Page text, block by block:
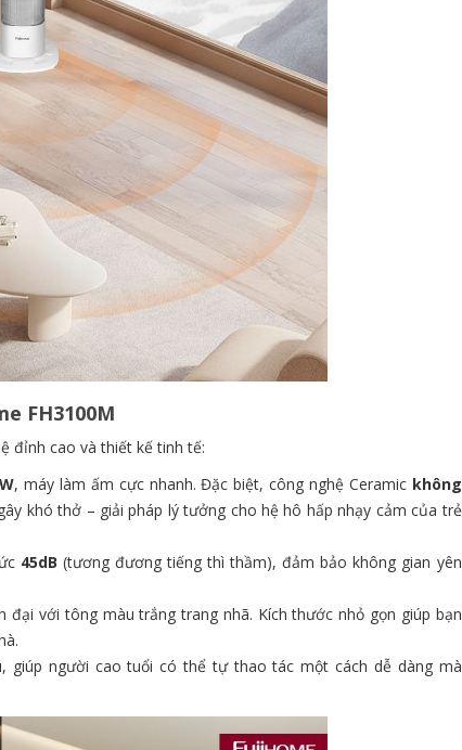
FH3100M
đỉnh cao và thiết kế tinh tế:
, máy làm ấm cực nhanh. Đặc biệt, công nghệ Ceramic không
khó thở – giải pháp lý tưởng cho hệ hô hấp nhạy cảm của trẻ
45dB (tương đương tiếng thì thầm), đảm bảo không gian yên
đại với tông màu trắng trang nhã. Kích thước nhỏ gọn giúp bạn
giúp người cao tuổi có thể tự thao tác một cách dễ dàng mà